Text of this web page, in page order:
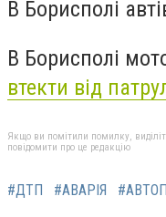
В Борисполі
В Борисполі
втекти від
Якщо ви помітили помилку,
повідомити про це редакцію
#ДТП #АВАРІЯ